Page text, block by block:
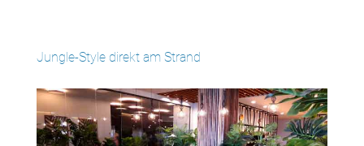
Jungle-Style direkt am Strand